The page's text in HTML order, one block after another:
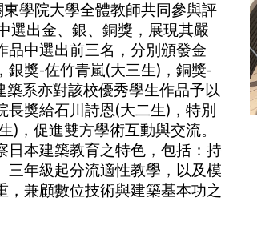
學院大學全體教師共同參與評
選出金、銀、銅獎，展現其嚴
品中選出前三名，分別頒發金
，銀獎-佐竹青嵐(大三生) ，銅獎-
築系亦對該校優秀學生作品予以
長獎給石川詩恩(大二生) ，特別
) ，促進雙方學術互動與交流。
日本建築教育之特色，包括：持
三年級起分流適性教學，以及模
，兼顧數位技術與建築基本功之